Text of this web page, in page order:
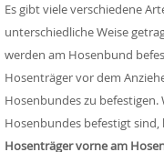
Es gibt viele verschiedene
unterschiedliche Weise
werden am Hosenbund
Hosenträger vor dem
Hosenbundes zu befestigen.
Hosenbundes befestigt
Hosenträger vorne am